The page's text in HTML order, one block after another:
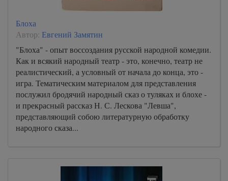
Блоха
Автор: Евгений Замятин
"Блоха" - опыт воссоздания русской народной комедии.
Как и всякий народный театр - это, конечно, театр не
реалистический, а условный от начала до конца, это -
игра. Тематическим материалом для представления
послужил бродячий народный сказ о туляках и блохе -
и прекрасный рассказ Н. С. Лескова "Левша",
представляющий собою литературную обработку
народного сказа...